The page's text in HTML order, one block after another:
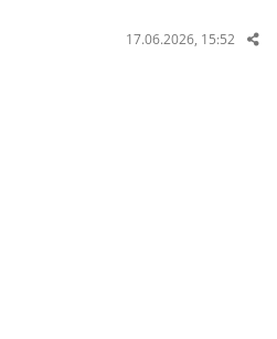
17.06.2026, 15:52